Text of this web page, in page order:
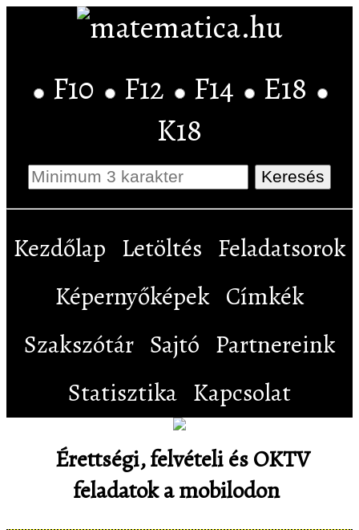
F10 F12 F14
E18
K18
Kezdőlap Letöltés Feladatsorok
Képernyőképek Címkék
Szakszótár Sajtó Partnereink
Statisztika Kapcsolat
Érettségi, felvételi és OKTV
feladatok a mobilodon